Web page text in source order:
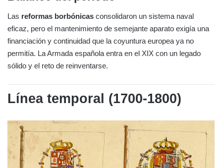
Las reformas borbónicas consolidaron un sistema naval
eficaz, pero el mantenimiento de semejante aparato exigía una
financiación y continuidad que la coyuntura europea ya no
permitía. La Armada española entra en el XIX con un legado
sólido y el reto de reinventarse.
Línea temporal (1700-1800)